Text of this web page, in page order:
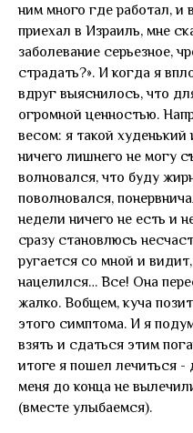
ним много где работал, и
приехал в Израиль, мне
заболевание серьезное,
страдать?». И когда я
вдруг выяснилось, что
огромной ценностью.
весом: я такой худенький
ничего лишнего не могу
волновался, что буду
поволновался,
недели ничего не есть и
сразу становлюсь
ругается со мной и
нацелился… Все! Она
жалко. Вобщем, куча
этого симптома. И я
взять и сдаться этим
итоге я пошел лечиться -
меня до конца не
(вместе улыбаемся).